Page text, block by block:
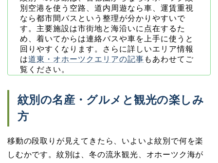
別空港を使う空路、道内周遊なら車、運賃重視
なら都市間バスという整理が分かりやすいで
す。主要施設は市街地と海沿いに点在するた
め、着いてからは連絡バスや車を上手に使うと
回りやすくなります。さらに詳しいエリア情報
は道東・オホーツクエリアの記事 もあわせてご
覧ください。
紋別の名産・グルメと観光の楽しみ
方
移動の段取りが見えてきたら、いよいよ紋別で何を楽
しむかです。紋別は、冬の流氷観光、オホーツク海が